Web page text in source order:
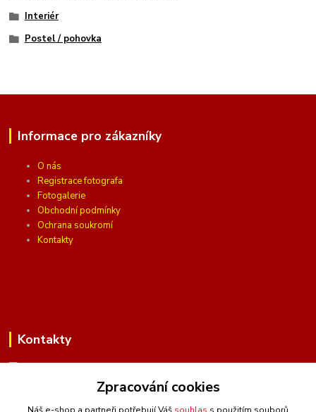
Interiér
Postel / pohovka
Informace pro zákazníky
O nás
Registrace fotografa
Fotogalerie
Obchodní podmínky
Ochrana soukromí
Kontakty
Kontakty
(Po-Pá, 10 - 16 hod.)
Zpracování cookies